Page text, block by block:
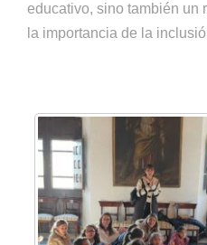
educativo, sino también un
la importancia de la